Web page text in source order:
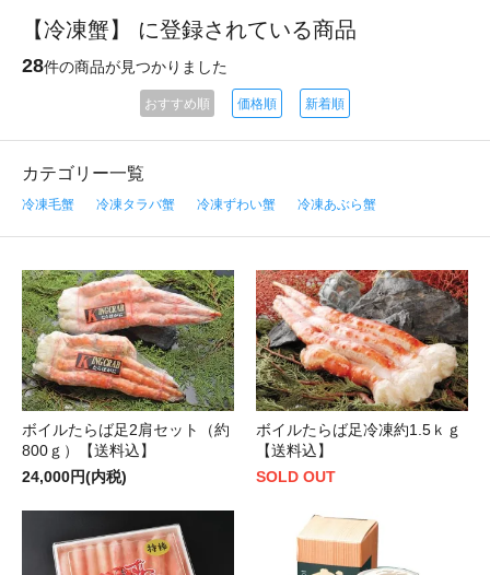
【冷凍蟹】 に登録されている商品
28件の商品が見つかりました
おすすめ順 価格順 新着順
カテゴリー一覧
冷凍毛蟹 冷凍タラバ蟹 冷凍ずわい蟹 冷凍あぶら蟹
ボイルたらば足2肩セット（約
800ｇ）【送料込】
24,000円(内税)
ボイルたらば足冷凍約1.5ｋｇ
【送料込】
SOLD OUT